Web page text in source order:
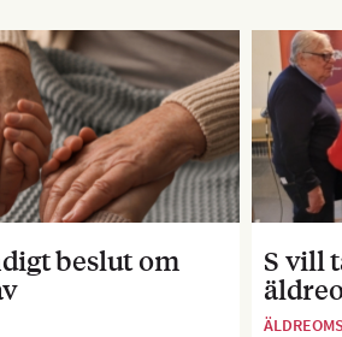
beslut om
S vill